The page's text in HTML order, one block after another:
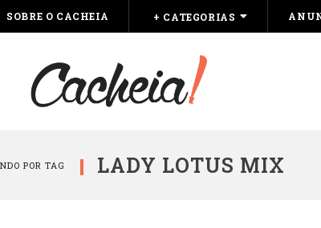
SOBRE O CACHEIA + CATEGORIAS
POR TAG LADY LOTUS MIX